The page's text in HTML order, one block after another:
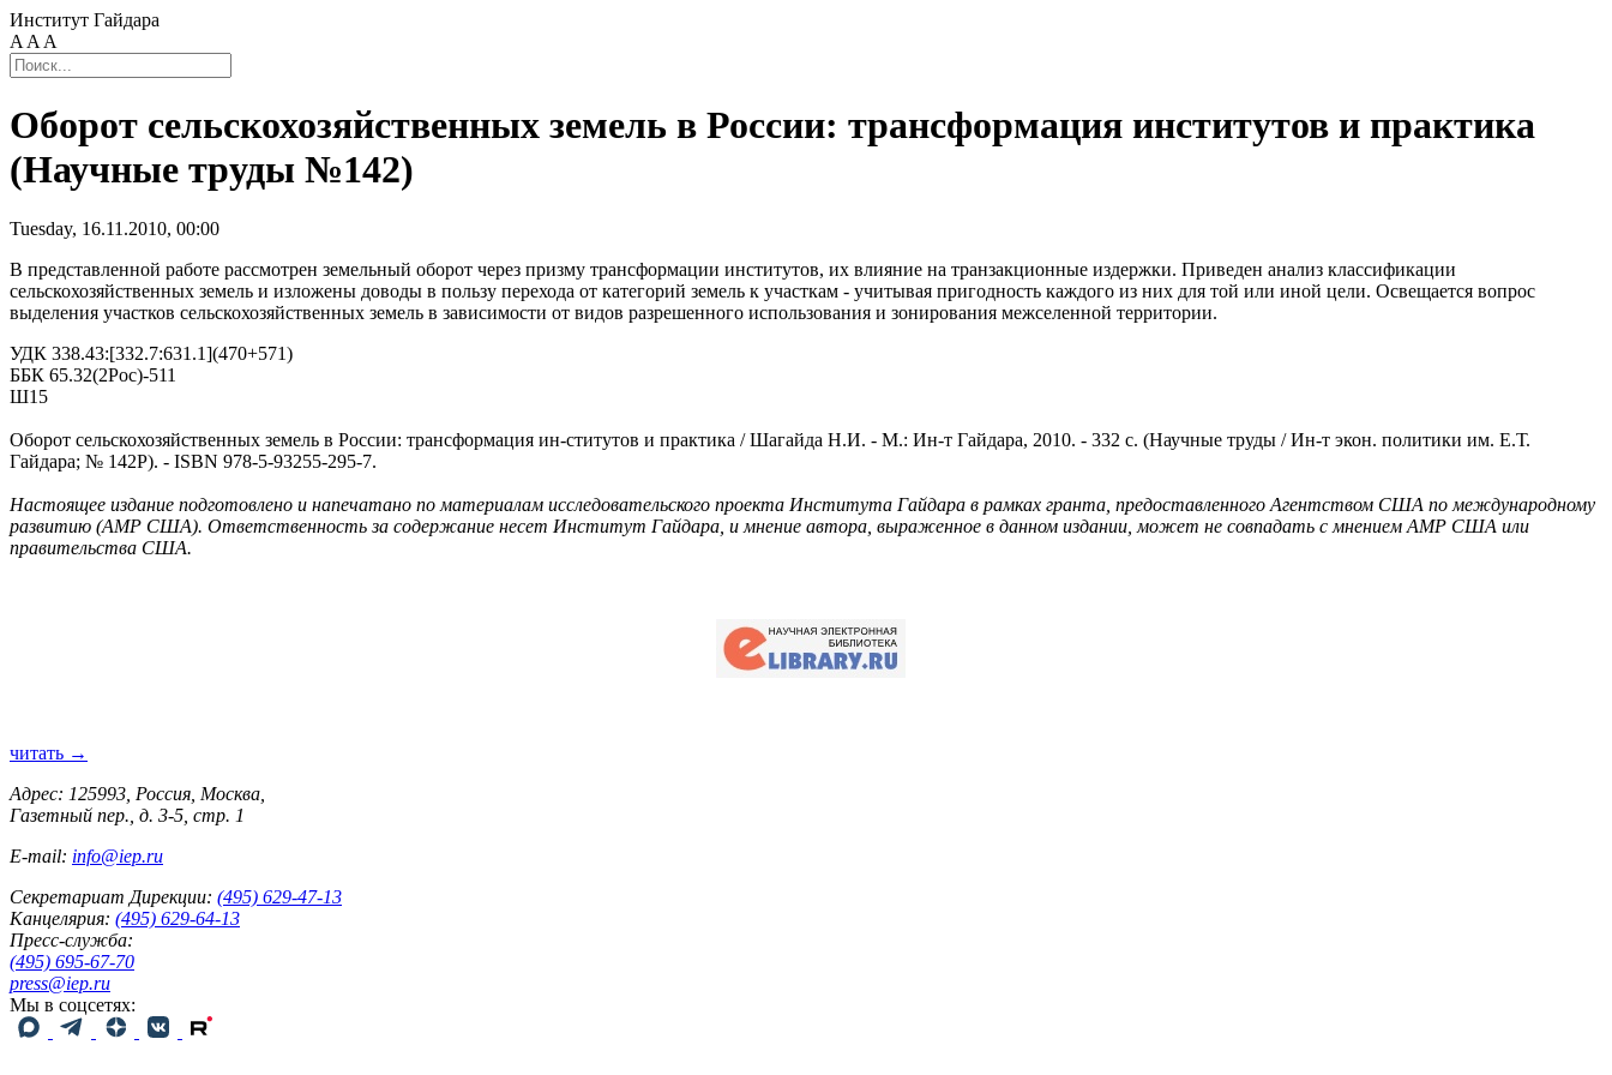
Институт Гайдара
A A A
Оборот сельскохозяйственных земель в России: трансформация институтов и практика
(Научные труды №142)
Tuesday, 16.11.2010, 00:00
В представленной работе рассмотрен земельный оборот через призму трансформации институтов, их влияние на транзакционные издержки. Приведен анализ классификации
сельскохозяйственных земель и изложены доводы в пользу перехода от категорий земель к участкам - учитывая пригодность каждого из них для той или иной цели. Освещается вопрос
выделения участков сельскохозяйственных земель в зависимости от видов разрешенного использования и зонирования межселенной территории.
УДК 338.43:[332.7:631.1](470+571)
ББК 65.32(2Рос)-511
Ш15
Оборот сельскохозяйственных земель в России: трансформация ин-ститутов и практика / Шагайда Н.И. - М.: Ин-т Гайдара, 2010. - 332 с. (Научные труды / Ин-т экон. политики им. Е.Т.
Гайдара; № 142Р). - ISBN 978-5-93255-295-7.
Настоящее издание подготовлено и напечатано по материалам исследовательского проекта Института Гайдара в рамках гранта, предоставленного Агентством США по международному
развитию (АМР США). Ответственность за содержание несет Институт Гайдара, и мнение автора, выраженное в данном издании, может не совпадать с мнением АМР США или
правительства США.
читать →
Адрес: 125993, Россия, Москва,
Газетный пер., д. 3-5, стр. 1
E-mail: info@iep.ru
Секретариат Дирекции: (495) 629-47-13
Канцелярия: (495) 629-64-13
Пресс-служба:
(495) 695-67-70
press@iep.ru
Мы в соцсетях: